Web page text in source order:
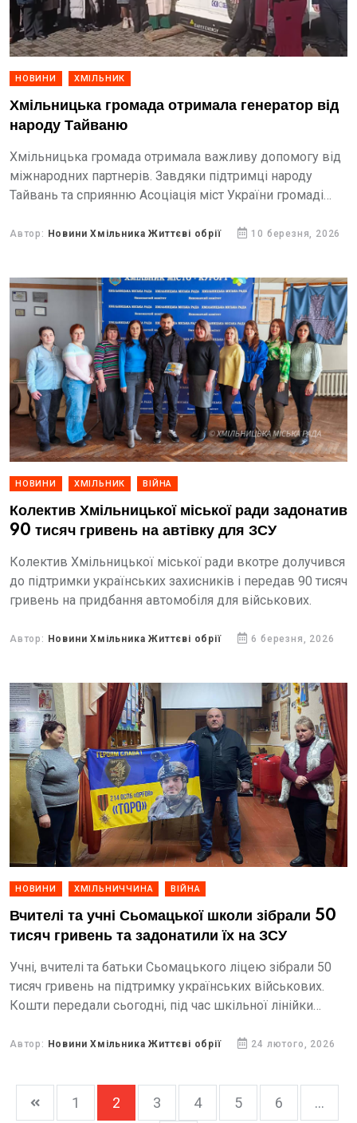
НОВИНИ ХМІЛЬНИК
Хмільницька громада отримала генератор від
народу Тайваню
Хмільницька громада отримала важливу допомогу від
міжнародних партнерів. Завдяки підтримці народу
Тайвань та сприянню Асоціація міст України громаді
Автор: Новини Хмільника Життєві обрії 10 березня, 2026
НОВИНИ ХМІЛЬНИК ВІЙНА
Колектив Хмільницької міської ради задонатив
90 тисяч гривень на автівку для ЗСУ
Колектив Хмільницької міської ради вкотре долучився
до підтримки українських захисників і передав 90 тисяч
гривень на придбання автомобіля для військових.
Автор: Новини Хмільника Життєві обрії 6 березня, 2026
НОВИНИ ХМІЛЬНИЧЧИНА ВІЙНА
Вчителі та учні Сьомацької школи зібрали 50
тисяч гривень та задонатили їх на ЗСУ
Учні, вчителі та батьки Сьомацького ліцею зібрали 50
тисяч гривень на підтримку українських військових.
Кошти передали сьогодні, під час шкільної лінійки
Автор: Новини Хмільника Життєві обрії 24 лютого, 2026
1 2 3 4 5 6 ...